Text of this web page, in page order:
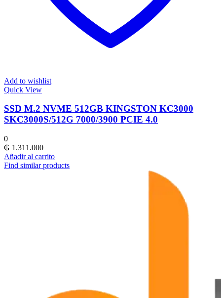
Add to wishlist
Quick View
SSD M.2 NVME 512GB KINGSTON KC3000
SKC3000S/512G 7000/3900 PCIE 4.0
0
₲ 1.311.000
Añadir al carrito
Find similar products